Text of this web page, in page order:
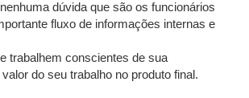
dúvida que são os funcionários
fluxo de informações internas e
trabalhem conscientes de sua
do seu trabalho no produto final.